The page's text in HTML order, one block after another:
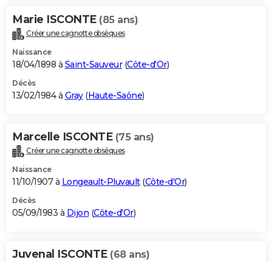
Marie ISCONTE (85 ans)
Créer une cagnotte obsèques
Naissance
18/04/1898 à Saint-Sauveur(Côte-d'Or)
Décès
13/02/1984 à Gray(Haute-Saône)
Marcelle ISCONTE (75 ans)
Créer une cagnotte obsèques
Naissance
11/10/1907 à Longeault-Pluvault(Côte-d'Or)
Décès
05/09/1983 à Dijon (Côte-d'Or)
Juvenal ISCONTE (68 ans)